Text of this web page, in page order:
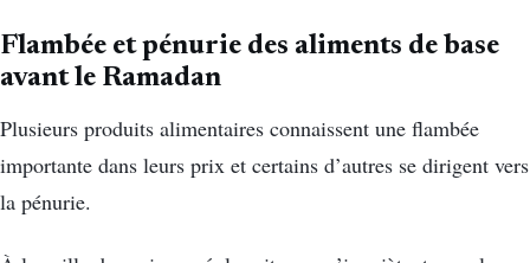
Flambée et pénurie des aliments de base
avant le Ramadan
Plusieurs produits alimentaires connaissent une flambée
importante dans leurs prix et certains d’autres se dirigent vers
la pénurie.